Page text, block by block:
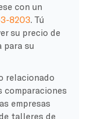
con un
8203. Tú
su precio de
para su
relacionado
empresas
talleres de